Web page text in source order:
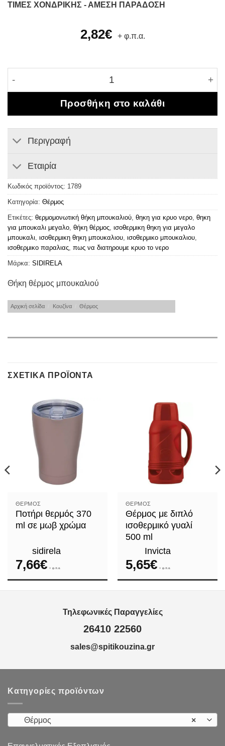
ΤΙΜΕΣ ΧΟΝΔΡΙΚΗΣ - ΑΜΕΣΗ ΠΑΡΑΔΟΣΗ
2,82€ + φ.π.α.
Προσθήκη στο καλάθι
Περιγραφή
Εταιρία
Κωδικός προϊόντος: 1789
Κατηγορία: Θέρμος
Ετικέτες: θερμομονωτική θήκη μπουκαλιού θηκη για κρυο νερο θηκη
για μπουκαλι μεγαλο θήκη θέρμος ισοθερμικη θηκη για μεγαλο
μπουκαλι ισοθερμικη θηκη μπουκαλιου ισοθερμικο μπουκαλιου
ισοθερμικο παραλιας πως να διατηρουμε κρυο το νερο
Μάρκα: SIDIRELA
Θήκη θέρμος μπουκαλιού
Αρχική σελίδα Κουζίνα Θέρμος
ΣΧΕΤΙΚΆ ΠΡΟΪΌΝΤΑ
ΘΈΡΜΟΣ
Ποτήρι θερμός 370
ml σε μωβ χρώμα
sidirela
7,66€ + φ.π.α.
ΘΈΡΜΟΣ
Θέρμος με διπλό
ισοθερμικό γυαλί
500 ml
Invicta
5,65€ + φ.π.α.
Τηλεφωνικές Παραγγελίες
26410 22560
sales@spitikouzina.gr
Κατηγορίες προϊόντων
×
Θέρμος